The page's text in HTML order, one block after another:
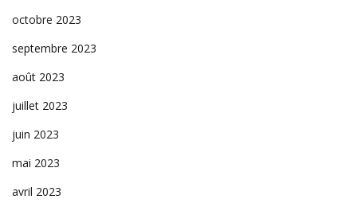
octobre 2023
septembre 2023
août 2023
juillet 2023
juin 2023
mai 2023
avril 2023